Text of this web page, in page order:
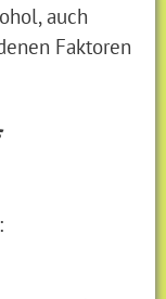
auch
Faktoren